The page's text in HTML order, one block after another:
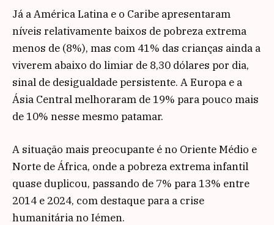
Já a América Latina e o Caribe apresentaram
níveis relativamente baixos de pobreza extrema
menos de (8%), mas com 41% das crianças ainda a
viverem abaixo do limiar de 8,30 dólares por dia,
sinal de desigualdade persistente. A Europa e a
Ásia Central melhoraram de 19% para pouco mais
de 10% nesse mesmo patamar.
A situação mais preocupante é no Oriente Médio e
Norte de África, onde a pobreza extrema infantil
quase duplicou, passando de 7% para 13% entre
2014 e 2024, com destaque para a crise
humanitária no Iémen.